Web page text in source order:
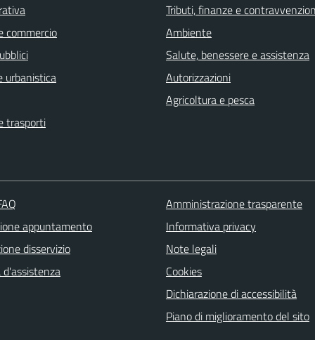
commercio
urbanistica
trasporti
Tributi, finanze e
Ambiente
Salute, benessere e assistenza
Autorizzazioni
Agricoltura e pesca
appuntamento
disservizio
d'assistenza
Amministrazione trasparente
Informativa privacy
Note legali
Cookies
Dichiarazione di accessibilità
Piano di miglioramento del sito